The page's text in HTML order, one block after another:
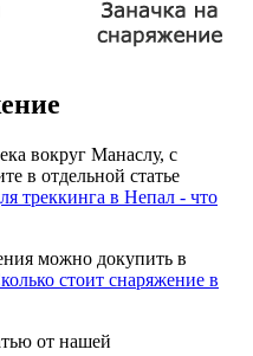
вокруг Манаслу, с
в отдельной статье
треккинга в Непал - что
можно докупить в
стоит снаряжение в
от нашей